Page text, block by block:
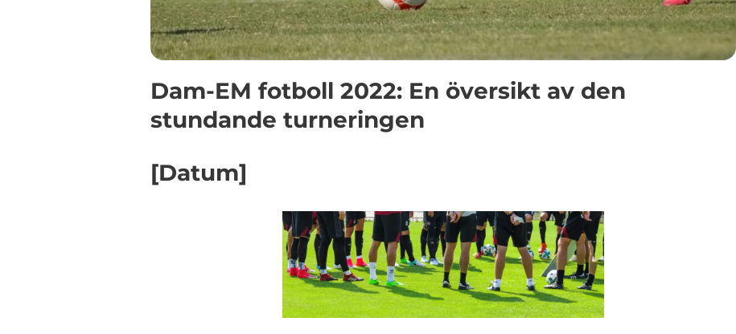
Dam-EM fotboll 2022: En översikt av den
stundande turneringen
[Datum]